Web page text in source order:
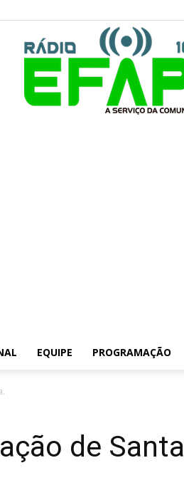
105.1
EQUIPE PROGRAMAÇÃO
de Santa